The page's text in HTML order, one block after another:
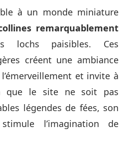
à un monde miniature
remarquablement
paisibles. Ces
créent une ambiance
et invite à
que le site ne soit pas
légendes de fées, son
l’imagination de